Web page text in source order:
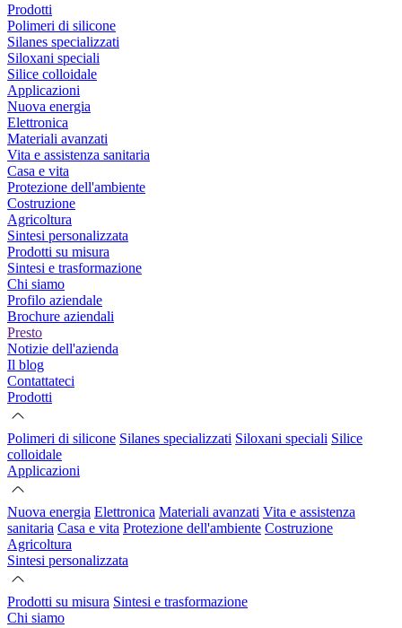
Prodotti
Polimeri di silicone
Silanes specializzati
Siloxani speciali
Silice colloidale
Applicazioni
Nuova energia
Elettronica
Materiali avanzati
Vita e assistenza sanitaria
Casa e vita
Protezione dell'ambiente
Costruzione
Agricoltura
Sintesi personalizzata
Prodotti su misura
Sintesi e trasformazione
Chi siamo
Profilo aziendale
Brochure aziendali
Presto
Notizie dell'azienda
Il blog
Contattateci
Prodotti
Polimeri di silicone Silanes specializzati Siloxani speciali Silice
colloidale
Applicazioni
Nuova energia Elettronica Materiali avanzati Vita e assistenza
sanitaria Casa e vita Protezione dell'ambiente Costruzione
Agricoltura
Sintesi personalizzata
Prodotti su misura Sintesi e trasformazione
Chi siamo